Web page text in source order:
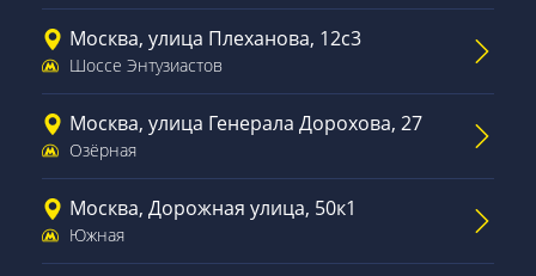
Москва, улица Плеханова, 12с3
Шоссе Энтузиастов
Москва, улица Генерала Дорохова, 27
Озёрная
Москва, Дорожная улица, 50к1
Южная